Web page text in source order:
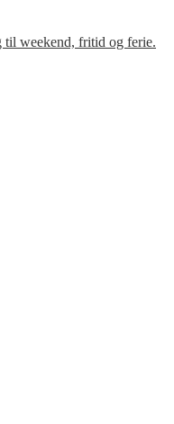
til weekend, fritid og ferie.